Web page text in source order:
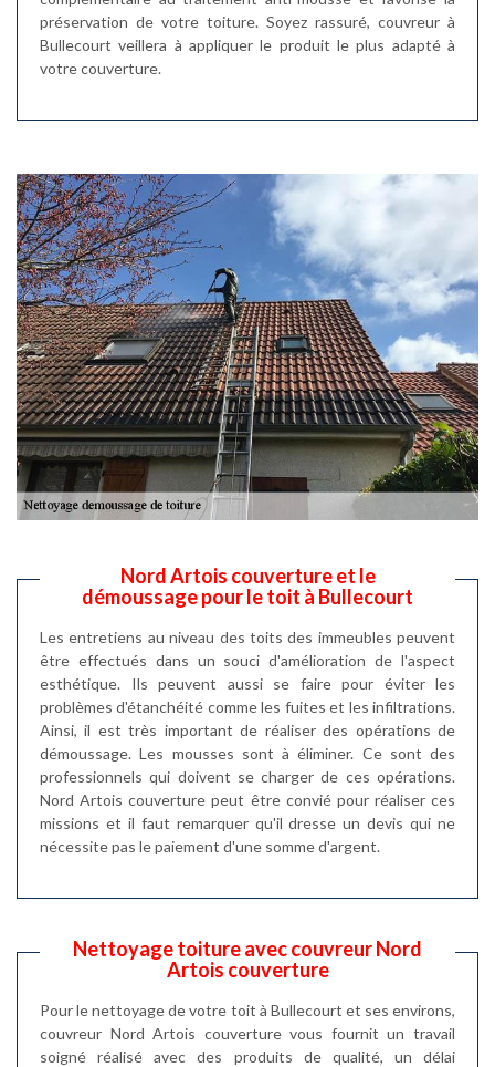
préservation de votre toiture. Soyez rassuré, couvreur à
Bullecourt veillera à appliquer le produit le plus adapté à
votre couverture.
Nord Artois couverture et le
démoussage pour le toit à Bullecourt
Les entretiens au niveau des toits des immeubles peuvent
être effectués dans un souci d'amélioration de l'aspect
esthétique. Ils peuvent aussi se faire pour éviter les
problèmes d'étanchéité comme les fuites et les infiltrations.
Ainsi, il est très important de réaliser des opérations de
démoussage. Les mousses sont à éliminer. Ce sont des
professionnels qui doivent se charger de ces opérations.
Nord Artois couverture peut être convié pour réaliser ces
missions et il faut remarquer qu'il dresse un devis qui ne
nécessite pas le paiement d'une somme d'argent.
Nettoyage toiture avec couvreur Nord
Artois couverture
Pour le nettoyage de votre toit à Bullecourt et ses environs,
couvreur Nord Artois couverture vous fournit un travail
soigné réalisé avec des produits de qualité, un délai